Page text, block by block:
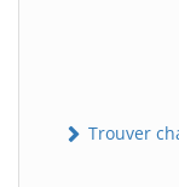
Trouver